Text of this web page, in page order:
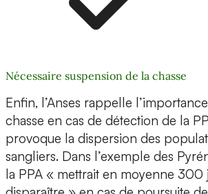
Nécessaire suspension de la chasse
Enfin, l’Anses rappelle
chasse en cas de détection de la
provoque la dispersion des
sangliers. Dans l’exemple des
la PPA « mettrait en moyenne 300